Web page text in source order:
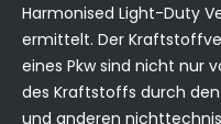
Harmonised Light-Duty
ermittelt. Der
eines Pkw sind nicht nur
des Kraftstoffs durch
und anderen